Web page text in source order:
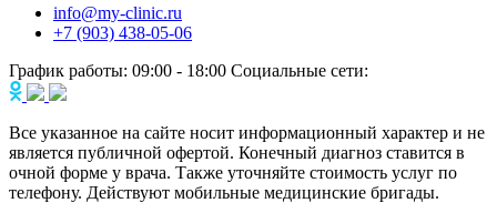
info@my-clinic.ru
+7 (903) 438-05-06
График работы: 09:00 - 18:00 Социальные сети:
Все указанное на сайте носит информационный характер и не
является публичной офертой. Конечный диагноз ставится в
очной форме у врача. Также уточняйте стоимость услуг по
телефону. Действуют мобильные медицинские бригады.